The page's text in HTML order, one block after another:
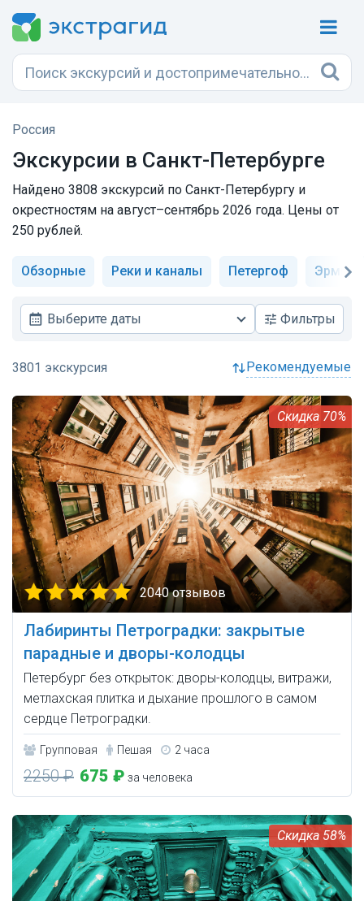
Россия
Экскурсии в Санкт-Петербурге
Найдено 3808 экскурсий по Санкт-Петербургу и
окрестностям на август–сентябрь 2026 года. Цены от
250 рублей.
Обзорные Реки и каналы Петергоф
Выберите даты Фильтры
рекомендуемые
70%
2040 отзывов
Лабиринты Петроградки: закрытые
парадные и дворы-колодцы
Петербург без открыток: дворы-колодцы, витражи,
метлахская плитка и дыхание прошлого в самом
сердце Петроградки.
Групповая Пешая 2 часа
2250 ₽ 675 ₽ за человека
58%